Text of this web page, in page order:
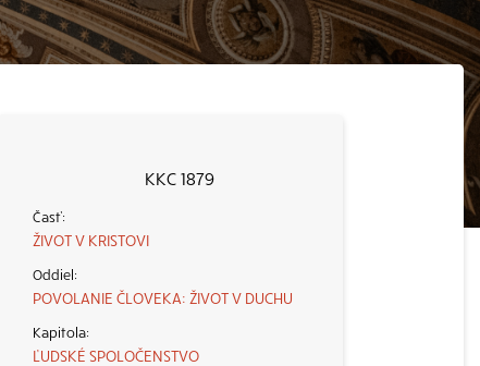
KKC 1879
ŽIVOT V KRISTOVI
POVOLANIE ČLOVEKA: ŽIVOT V DUCHU
ĽUDSKÉ SPOLOČENSTVO